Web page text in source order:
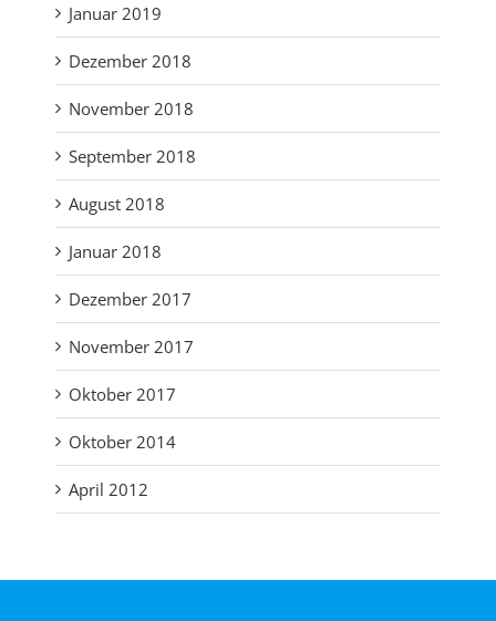
Januar 2019
Dezember 2018
November 2018
September 2018
August 2018
Januar 2018
Dezember 2017
November 2017
Oktober 2017
Oktober 2014
April 2012